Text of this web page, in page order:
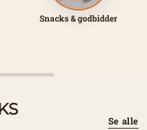
Snacks & godbidder
Se alle